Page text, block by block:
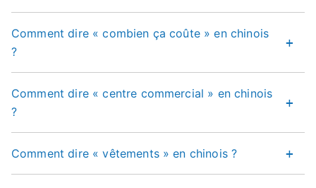
Comment dire « combien ça coûte » en chinois
?
Comment dire « centre commercial » en chinois
?
Comment dire « vêtements » en chinois ?